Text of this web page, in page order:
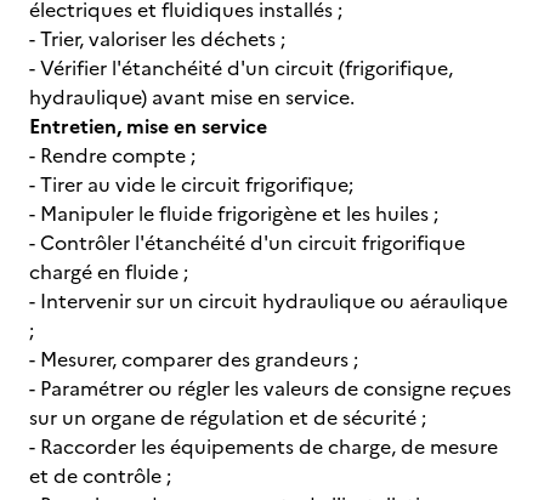
électriques et fluidiques installés ;
- Trier, valoriser les déchets ;
- Vérifier l'étanchéité d'un circuit (frigorifique,
hydraulique) avant mise en service.
Entretien, mise en service
- Rendre compte ;
- Tirer au vide le circuit frigorifique;
- Manipuler le fluide frigorigène et les huiles ;
- Contrôler l'étanchéité d'un circuit frigorifique
chargé en fluide ;
- Intervenir sur un circuit hydraulique ou aéraulique
;
- Mesurer, comparer des grandeurs ;
- Paramétrer ou régler les valeurs de consigne reçues
sur un organe de régulation et de sécurité ;
- Raccorder les équipements de charge, de mesure
et de contrôle ;